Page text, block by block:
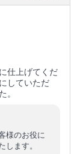
仕上げてくだ
していただ
。
様のお役に
します。